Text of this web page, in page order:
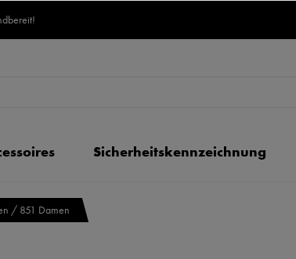
Sicherheitskennzeichnung
/ 851 Damen